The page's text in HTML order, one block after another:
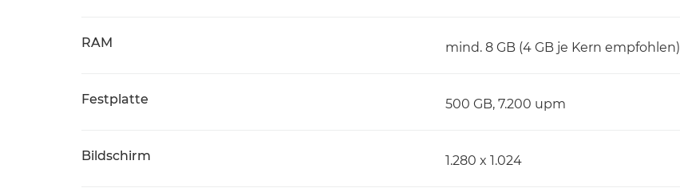
RAM mind. 8 GB (4 GB je Kern empfohlen)
Festplatte 500 GB, 7.200 upm
Bildschirm 1.280 x 1.024